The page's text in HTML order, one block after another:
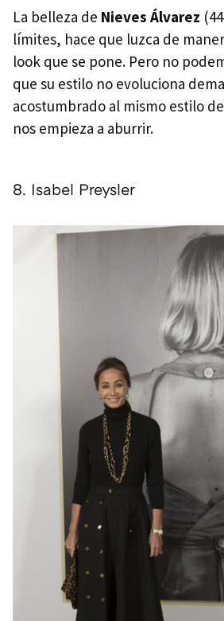
La belleza de Nieves Álvarez
límites, hace que luzca de
look que se pone. Pero no
que su estilo no evoluciona
acostumbrado al mismo estilo
nos empieza a aburrir.
8. Isabel Preysler